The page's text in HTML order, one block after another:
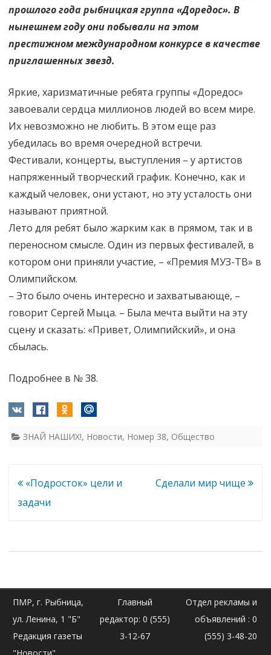
прошлого года рыбницкая группа «Доредос». В
нынешнем году они побывали на этом
престижном международном конкурсе в качестве
приглашенных звезд.
Яркие, харизматичные ребята группы «Доредос»
завоевали сердца миллионов людей во всем мире.
Их невозможно не любить. В этом еще раз
убедилась во время очередной встречи.
Фестивали, концерты, выступления – у артистов
напряженный творческий график. Конечно, как и
каждый человек, они устают, но эту усталость они
называют приятной.
Лето для ребят было жарким как в прямом, так и в
переносном смысле. Один из первых фестивалей, в
котором они приняли участие, – «Премия МУЗ-ТВ» в
Олимпийском.
– Это было очень интересно и захватывающе, –
говорит Сергей Мыца. – Была мечта выйти на эту
сцену и сказать: «Привет, Олимпийский», и она
сбылась.
Подробнее в № 38.
ЗНАЙ НАШИХ!, Новости, Номер 38, Общество
Навигация
по
«Подросток» цели и
задачи
Сделали мир чище
ПМР, г. Рыбница,
ул. Ленина, 1 "Б"
Редакция газеты
"Новости"
Главный
редактор: 0 (555)
3-12-67
Отдел рекламы и
объявлений : 0
(555) 3-48-20